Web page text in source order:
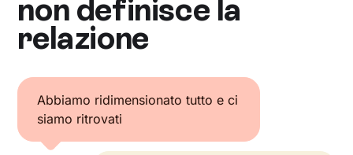
non definisce la
relazione
Abbiamo ridimensionato tutto e ci
siamo ritrovati